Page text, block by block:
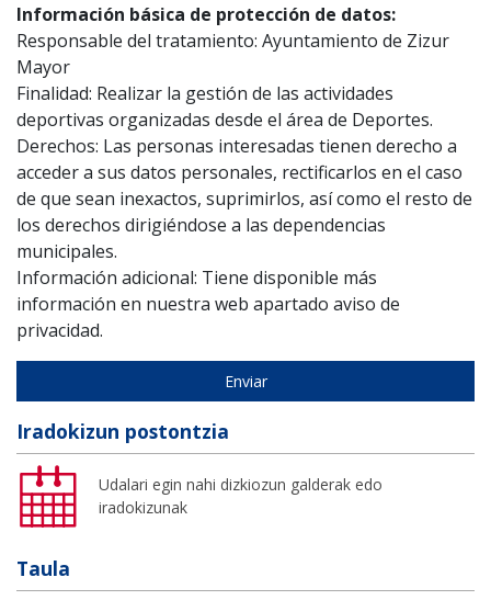
Información básica de protección de datos:
Responsable del tratamiento: Ayuntamiento de Zizur
Mayor
Finalidad: Realizar la gestión de las actividades
deportivas organizadas desde el área de Deportes.
Derechos: Las personas interesadas tienen derecho a
acceder a sus datos personales, rectificarlos en el caso
de que sean inexactos, suprimirlos, así como el resto de
los derechos dirigiéndose a las dependencias
municipales.
Información adicional: Tiene disponible más
información en nuestra web apartado aviso de
privacidad.
Iradokizun postontzia
Udalari egin nahi dizkiozun galderak edo
iradokizunak
Taula